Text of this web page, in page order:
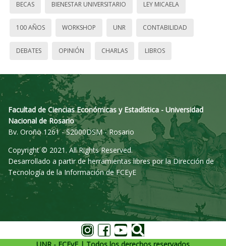
BECAS BIENESTAR UNIVERSITARIO LEY MICAELA
100 AÑOS WORKSHOP UNR CONTABILIDAD
DEBATES OPINIÓN CHARLAS LIBROS
Facultad de Ciencias Económicas y Estadística - Universidad
Nacional de Rosario
Bv. Oroño 1261 - S2000DSM - Rosario
Copyright © 2021. All Rights Reserved.
Desarrollado a partir de herramientas libres por la Dirección de
Tecnología de la Información de FCEyE